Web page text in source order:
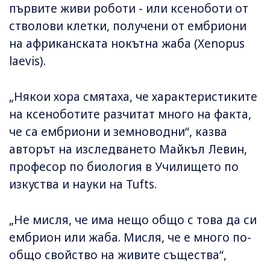
първите живи роботи - или ксеноботи от
стволови клетки, получени от ембриони
на африканската нокътна жаба (Xenopus
laevis).
„Някои хора смятаха, че характеристиките
на ксеноботите разчитат много на факта,
че са ембриони и земноводни“, казва
авторът на изследването Майкъл Левин,
професор по биология в Училището по
изкуства и науки на Tufts.
„Не мисля, че има нещо общо с това да си
ембрион или жаба. Мисля, че е много по-
общо свойство на живите същества“,